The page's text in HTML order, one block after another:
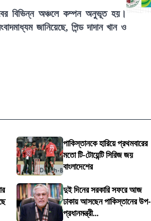
বিভিন্ন অঞ্চলে কম্পন অনুভূত হয়।
জানিয়েছে, পিন্ড দাদান খান ও
পাকিস্তানকে হারিয়ে প্রথমবারের
মতো টি-টোয়েন্টি সিরিজ জয়
বাংলাদেশের
দুই দিনের সরকারি সফরে আজ
ঢাকায় আসছেন পাকিস্তানের উপ-
প্রধানমন্ত্রী...